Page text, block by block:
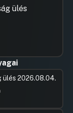
ülés
ülés 2026.08.04.